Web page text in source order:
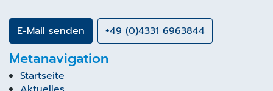
E-Mail senden +49 (0)4331 6963844
Metanavigation
Startseite